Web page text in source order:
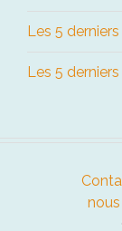
Les 5
Les 5
nous